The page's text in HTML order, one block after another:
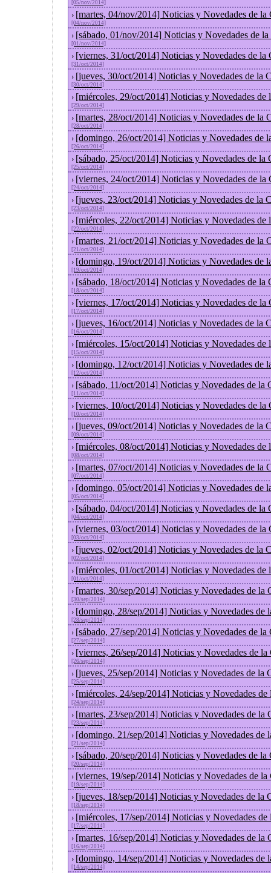
[05/nov/2014]
› [martes, 04/nov/2014] Noticias y Novedades de la
[04/nov/2014]
› [sábado, 01/nov/2014] Noticias y Novedades de
[01/nov/2014]
› [viernes, 31/oct/2014] Noticias y Novedades de la
[31/oct/2014]
› [jueves, 30/oct/2014] Noticias y Novedades de la
[30/oct/2014]
› [miércoles, 29/oct/2014] Noticias y Novedades de
[29/oct/2014]
› [martes, 28/oct/2014] Noticias y Novedades de la
[28/oct/2014]
› [domingo, 26/oct/2014] Noticias y Novedades de
[26/oct/2014]
› [sábado, 25/oct/2014] Noticias y Novedades de la
[25/oct/2014]
› [viernes, 24/oct/2014] Noticias y Novedades de la
[24/oct/2014]
› [jueves, 23/oct/2014] Noticias y Novedades de la
[23/oct/2014]
› [miércoles, 22/oct/2014] Noticias y Novedades de
[22/oct/2014]
› [martes, 21/oct/2014] Noticias y Novedades de la
[21/oct/2014]
› [domingo, 19/oct/2014] Noticias y Novedades de
[19/oct/2014]
› [sábado, 18/oct/2014] Noticias y Novedades de la
[18/oct/2014]
› [viernes, 17/oct/2014] Noticias y Novedades de la
[17/oct/2014]
› [jueves, 16/oct/2014] Noticias y Novedades de la
[16/oct/2014]
› [miércoles, 15/oct/2014] Noticias y Novedades de
[15/oct/2014]
› [domingo, 12/oct/2014] Noticias y Novedades de
[12/oct/2014]
› [sábado, 11/oct/2014] Noticias y Novedades de la
[11/oct/2014]
› [viernes, 10/oct/2014] Noticias y Novedades de la
[10/oct/2014]
› [jueves, 09/oct/2014] Noticias y Novedades de la
[09/oct/2014]
› [miércoles, 08/oct/2014] Noticias y Novedades de
[08/oct/2014]
› [martes, 07/oct/2014] Noticias y Novedades de la
[07/oct/2014]
› [domingo, 05/oct/2014] Noticias y Novedades de
[05/oct/2014]
› [sábado, 04/oct/2014] Noticias y Novedades de la
[04/oct/2014]
› [viernes, 03/oct/2014] Noticias y Novedades de la
[03/oct/2014]
› [jueves, 02/oct/2014] Noticias y Novedades de la
[02/oct/2014]
› [miércoles, 01/oct/2014] Noticias y Novedades de
[01/oct/2014]
› [martes, 30/sep/2014] Noticias y Novedades de la
[30/sep/2014]
› [domingo, 28/sep/2014] Noticias y Novedades de
[28/sep/2014]
› [sábado, 27/sep/2014] Noticias y Novedades de la
[27/sep/2014]
› [viernes, 26/sep/2014] Noticias y Novedades de la
[26/sep/2014]
› [jueves, 25/sep/2014] Noticias y Novedades de la
[25/sep/2014]
› [miércoles, 24/sep/2014] Noticias y Novedades de
[24/sep/2014]
› [martes, 23/sep/2014] Noticias y Novedades de la
[23/sep/2014]
› [domingo, 21/sep/2014] Noticias y Novedades de
[21/sep/2014]
› [sábado, 20/sep/2014] Noticias y Novedades de la
[20/sep/2014]
› [viernes, 19/sep/2014] Noticias y Novedades de la
[19/sep/2014]
› [jueves, 18/sep/2014] Noticias y Novedades de la
[18/sep/2014]
› [miércoles, 17/sep/2014] Noticias y Novedades de
[17/sep/2014]
› [martes, 16/sep/2014] Noticias y Novedades de la
[16/sep/2014]
› [domingo, 14/sep/2014] Noticias y Novedades de
[14/sep/2014]